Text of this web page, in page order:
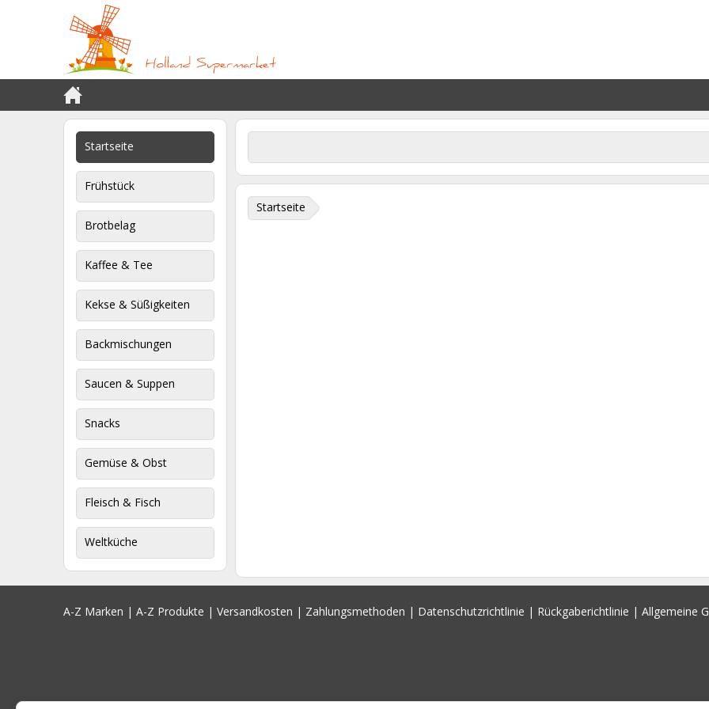
Startseite
Frühstück
Brotbelag
Kaffee & Tee
Kekse & Süßigkeiten
Backmischungen
Saucen & Suppen
Snacks
Gemüse & Obst
Fleisch & Fisch
Weltküche
Startseite
A-Z Marken | A-Z Produkte | Versandkosten | Zahlungsmethoden | Datenschutzrichtlinie | Rückgaberichtlinie | Allgemeine